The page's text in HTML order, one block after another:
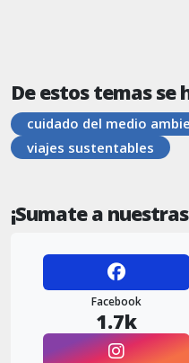
De estos temas se
cuidado del medio
viajes sustentables
¡Sumate a
Facebook
1.7k